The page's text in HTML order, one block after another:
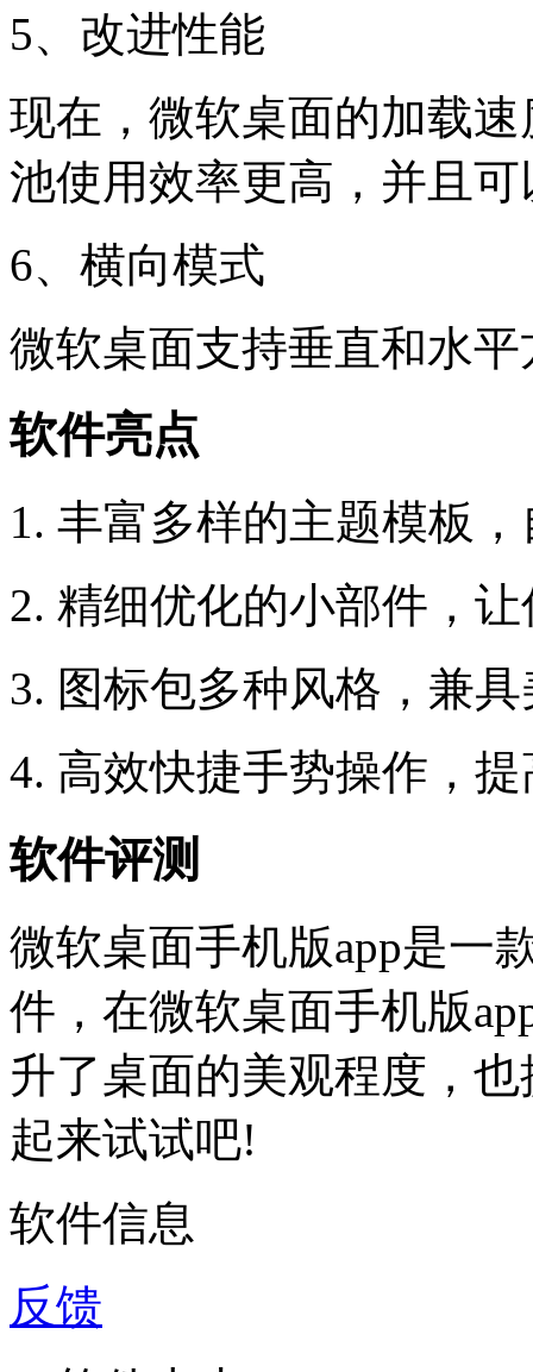
5、改进性能
现在，微软桌面的加载
池使用效率更高，并且
6、横向模式
微软桌面支持垂直和水
软件亮点
1. 丰富多样的主题模板
2. 精细优化的小部件，
3. 图标包多种风格，兼
4. 高效快捷手势操作，
软件评测
微软桌面手机版app是一
件，在微软桌面手机版
升了桌面的美观程度，
起来试试吧!
软件信息
反馈